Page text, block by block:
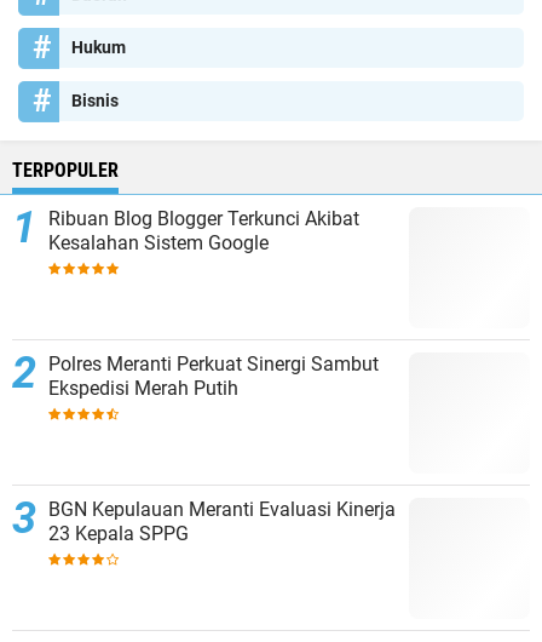
Hukum
Bisnis
TERPOPULER
Ribuan Blog Blogger Terkunci Akibat
Kesalahan Sistem Google
Polres Meranti Perkuat Sinergi Sambut
Ekspedisi Merah Putih
BGN Kepulauan Meranti Evaluasi Kinerja
23 Kepala SPPG